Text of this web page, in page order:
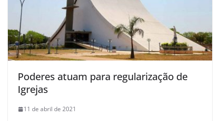
Poderes atuam para regularização de
Igrejas
11 de abril de 2021